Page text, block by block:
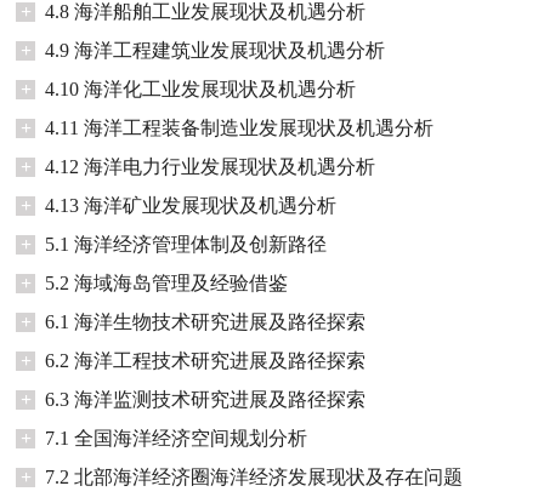
+
4.8 海洋船舶工业发展现状及机遇分析
+
4.9 海洋工程建筑业发展现状及机遇分析
+
4.10 海洋化工业发展现状及机遇分析
+
4.11 海洋工程装备制造业发展现状及机遇分析
+
4.12 海洋电力行业发展现状及机遇分析
+
4.13 海洋矿业发展现状及机遇分析
+
5.1 海洋经济管理体制及创新路径
+
5.2 海域海岛管理及经验借鉴
+
6.1 海洋生物技术研究进展及路径探索
+
6.2 海洋工程技术研究进展及路径探索
+
6.3 海洋监测技术研究进展及路径探索
+
7.1 全国海洋经济空间规划分析
+
7.2 北部海洋经济圈海洋经济发展现状及存在问题